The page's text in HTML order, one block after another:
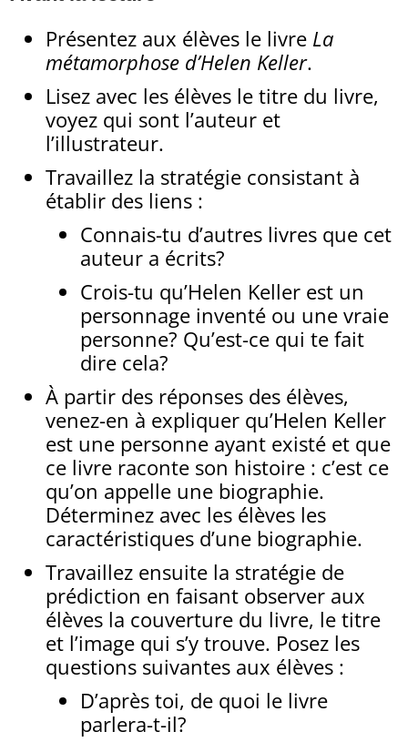
Présentez aux élèves le livre La
métamorphose d’Helen Keller.
Lisez avec les élèves le titre du livre,
voyez qui sont l’auteur et
l’illustrateur.
Travaillez la stratégie consistant à
établir des liens :
Connais-tu d’autres livres que cet
auteur a écrits?
Crois-tu qu’Helen Keller est un
personnage inventé ou une vraie
personne? Qu’est-ce qui te fait
dire cela?
À partir des réponses des élèves,
venez-en à expliquer qu’Helen Keller
est une personne ayant existé et que
ce livre raconte son histoire : c’est ce
qu’on appelle une biographie.
Déterminez avec les élèves les
caractéristiques d’une biographie.
Travaillez ensuite la stratégie de
prédiction en faisant observer aux
élèves la couverture du livre, le titre
et l’image qui s’y trouve. Posez les
questions suivantes aux élèves :
D’après toi, de quoi le livre
parlera-t-il?